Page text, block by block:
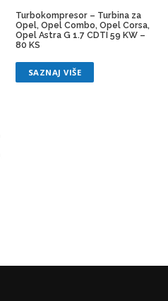
Turbokompresor – Turbina za
Opel, Opel Combo, Opel Corsa,
Opel Astra G 1.7 CDTI 59 KW –
80 KS
SAZNAJ VIŠE